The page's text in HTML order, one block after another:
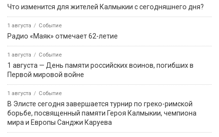
Что изменится для жителей Калмыкии с сегодняшнего дня?
1 августа Событие
Радио «Маяк» отмечает 62-летие
1 августа Событие
1 августа — День памяти российских воинов, погибших в
Первой мировой войне
1 августа Событие
В Элисте сегодня завершается турнир по греко-римской
борьбе, посвященный памяти Героя Калмыкии, чемпиона
мира и Европы Санджи Каруева